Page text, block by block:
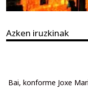
Azken iruzkinak
Bai, konforme Joxe